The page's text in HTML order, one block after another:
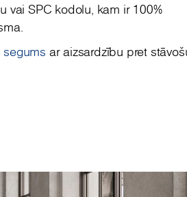
vai SPC kodolu, kam ir 100%
ar aizsardzību pret